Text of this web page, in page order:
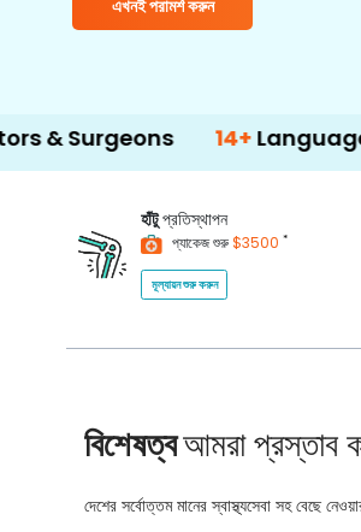
এখনই পরামর্শ করুন
14+Language Support
হাঁটুপ্রতিস্থাপন
প্যাকেজ শুরু$3500 *
মূল্যায়ন শুরু করুন
বিশেষত্বআমরা প্রস্তাব
দেশের সর্বোত্তম মানের স্বাস্থ্যসেবা সহ বেছে